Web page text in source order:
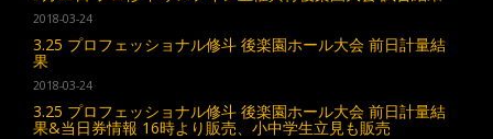
2018-03-24
3.25 プロフェッショナル修斗 後楽園ホール大会 前日計量結
果
2018-03-24
3.25 プロフェッショナル修斗 後楽園ホール大会 前日計量結
果&当日券情報 16時より販売、小中学生立見も販売